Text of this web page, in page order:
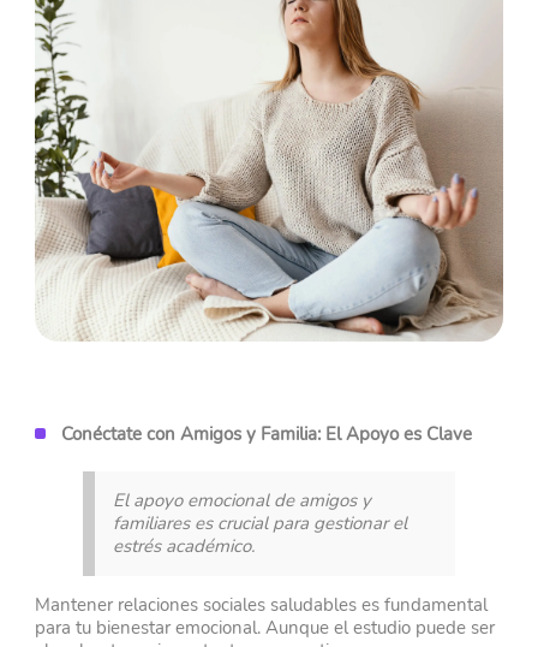
Conéctate con Amigos y Familia: El Apoyo es Clave
El apoyo emocional de amigos y
familiares es crucial para gestionar el
estrés académico.
Mantener relaciones sociales saludables es fundamental
para tu bienestar emocional. Aunque el estudio puede ser